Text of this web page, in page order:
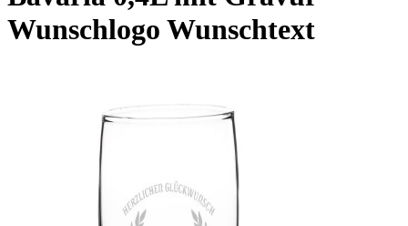
Wunschlogo Wunschtext